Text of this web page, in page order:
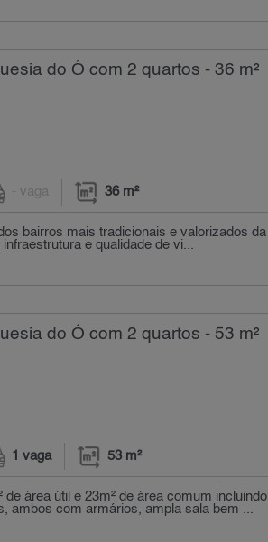
do Ó com 2 quartos - 36 m²
- vaga 36 m²
bairros mais tradicionais e valorizados da
e qualidade de vi...
do Ó com 2 quartos - 53 m²
1 vaga 53 m²
área útil e 23m² de área comum incluindo
ambos com armários, ampla sala bem ...